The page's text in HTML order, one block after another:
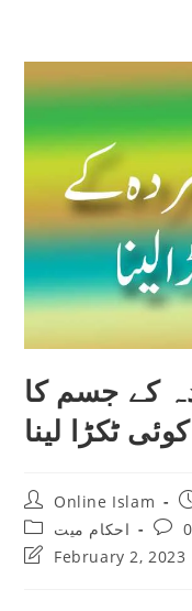
کے جسم کا
کوئی ٹکڑا لینا
Post
author:
Online Islam
Post
category:
احکام میت
Post
PostFebruary 2, 2023